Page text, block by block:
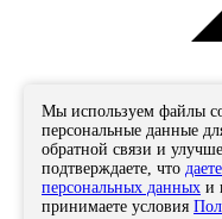
Мы используем файлы
персональные данные
обратной связи и
подтверждаете, что
персональных данных и
принимаете условия